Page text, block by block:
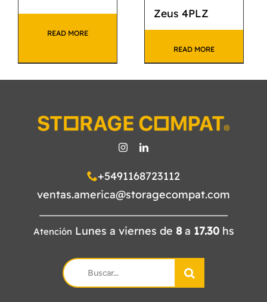
READ MORE
Zeus 4PLZ
READ MORE
+5491168723112
ventas.america@storagecompat.com
Atención Lunes a viernes de 8a 17.30hs
Search
for: